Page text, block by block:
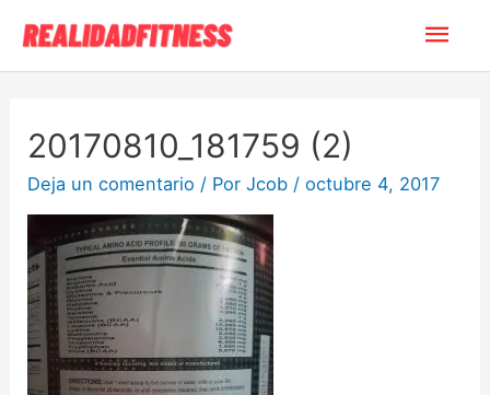
20170810_181759 (2)
Deja un comentario / PorJcob /octubre 4, 2017